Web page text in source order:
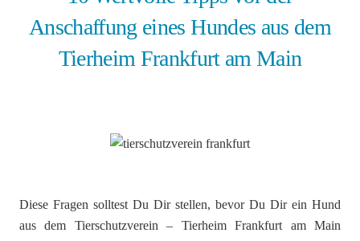
Anschaffung eines Hundes aus dem
Tierheim Frankfurt am Main
Diese Fragen solltest Du Dir stellen, bevor Du Dir ein Hund
aus dem Tierschutzverein – Tierheim Frankfurt am Main